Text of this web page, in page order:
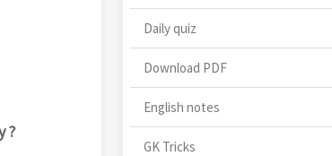
?
Daily quiz
Download PDF
English notes
GK Tricks